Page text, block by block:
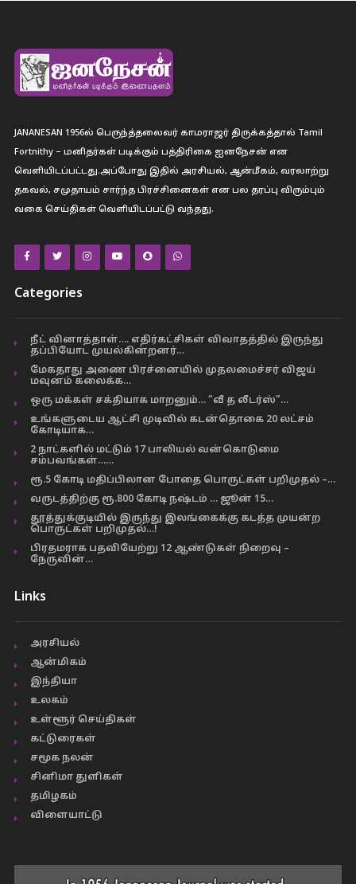
JANANESAN 1956ல் பெருந்த்தலைவர் காமராஜர் திருக்கத்தால் Tamil
Fortnithy – மனிதர்கள் படிக்கும் பத்திரிகை ஐனநேசன் என
வெளியிடப்பட்டது.அப்போது இதில் அரசியல், ஆன்மீகம், வரலாற்று
தகவல், சமுதாயம் சார்ந்த பிரச்சினைகள் என பல தரப்பு விரும்பும்
வகை செய்திகள் வெளியிடப்பட்டு வந்தது.
Categories
நீட் வினாத்தாள்…. எதிர்கட்சிகள் விவாதத்தில் இருந்து
தப்பியோட முயல்கின்றனர்…
மேகதாது அணை பிரச்னையில் முதலமைச்சர் விஜய்
மவுனம் கலைக்க…
ஒரு மக்கள் சக்தியாக மாறனும்… “வீ த லீடர்ஸ்”…
உங்களுடைய ஆட்சி முடிவில் கடன்தொகை 20 லட்சம்
கோடியாக…
2 நாட்களில் மட்டும் 17 பாலியல் வன்கொடுமை
சம்பவங்கள்……
ரூ.5 கோடி மதிப்பிலான போதை பொருட்கள் பறிமுதல் –…
வருடத்திற்கு ரூ.800 கோடி நஷ்டம் … ஜூன் 15…
தூத்துக்குடியில் இருந்து இலங்கைக்கு கடத்த முயன்ற
பொருட்கள் பறிமுதல்…!
பிரதமராக பதவியேற்று 12 ஆண்டுகள் நிறைவு –
நேருவின்…
Links
அரசியல்
ஆன்மிகம்
இந்தியா
உலகம்
உள்ளூர் செய்திகள்
கட்டுரைகள்
சமூக நலன்
சினிமா துளிகள்
தமிழகம்
விளையாட்டு